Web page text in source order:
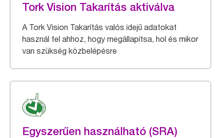
Tork Vision Takarítás aktiválva
A Tork Vision Takarítás valós idejű adatokat
használ fel ahhoz, hogy megállapítsa, hol és mikor
van szükség közbelépésre
Egyszerűen használható (SRA)